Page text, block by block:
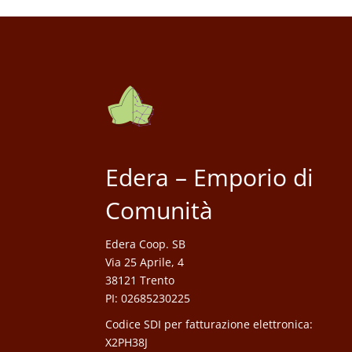
Edera – Emporio di
Comunità
Edera Coop. SB
Via 25 Aprile, 4
38121 Trento
PI: 02685230225
Codice SDI per fatturazione elettronica:
X2PH38J